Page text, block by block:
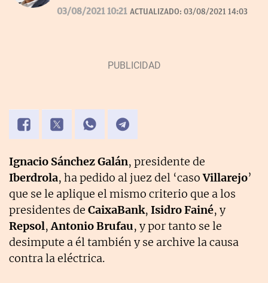
Confidencial y dirigió Bolsamanía. Autor de ‘De los
Borbones a los Botines’.
03/08/2021 10:21 ACTUALIZADO: 03/08/2021 14:03
Ignacio Sánchez Galán, presidente de
Iberdrola, ha pedido al juez del ‘casoVillarejo’
que se le aplique el mismo criterio que a los
presidentes de CaixaBank, Isidro Fainé, y
Repsol,Antonio Brufau, y por tanto se le
desimpute a él también y se archive la causa
contra la eléctrica.